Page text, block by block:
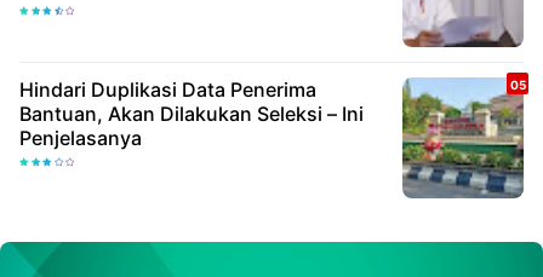
Hindari Duplikasi Data Penerima
Bantuan, Akan Dilakukan Seleksi – Ini
Penjelasanya